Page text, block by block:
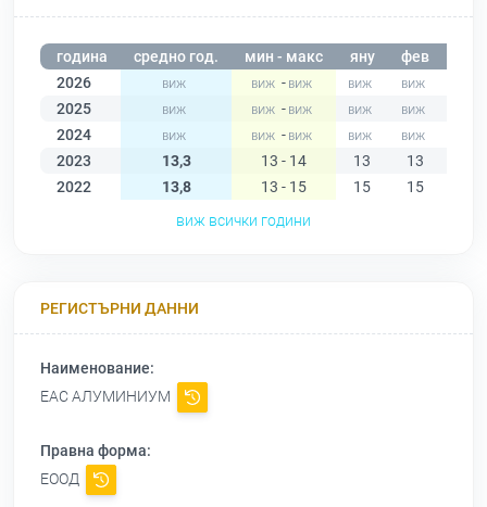
година средно год. мин - макс яну фев
2026
-
2025
-
2024
-
2023
13,3 13 - 14 13 13
2022
13,8 13 - 15 15 15
виж всички години
РЕГИСТЪРНИ ДАННИ
Наименование:
ЕАС АЛУМИНИУМ
Правна форма:
ЕООД